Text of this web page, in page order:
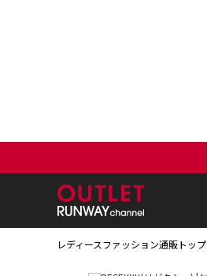
レディースファッション通販トップ